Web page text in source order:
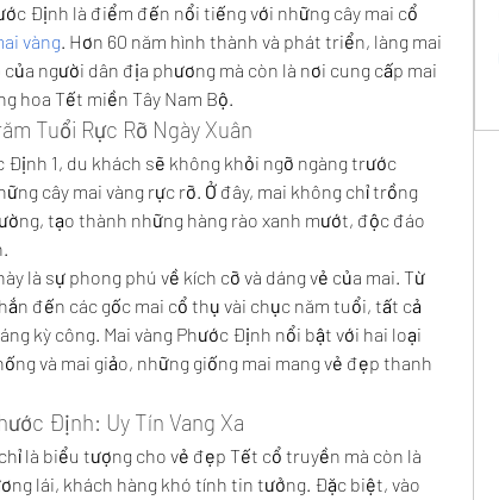
Định là điểm đến nổi tiếng với những cây mai cổ
vàng. Hơn 60 năm hình thành và phát triển, làng mai
người dân địa phương mà còn là nơi cung cấp mai
hoa Tết miền Tây Nam Bộ.
Tuổi Rực Rỡ Ngày Xuân
Định 1, du khách sẽ không khỏi ngỡ ngàng trước
cây mai vàng rực rỡ. Ở đây, mai không chỉ trồng
tạo thành những hàng rào xanh mướt, độc đáo
là sự phong phú về kích cỡ và dáng vẻ của mai. Từ
đến các gốc mai cổ thụ vài chục năm tuổi, tất cả
kỳ công. Mai vàng Phước Định nổi bật với hai loại
và mai giảo, những giống mai mang vẻ đẹp thanh
Định: Uy Tín Vang Xa
là biểu tượng cho vẻ đẹp Tết cổ truyền mà còn là
lái, khách hàng khó tính tin tưởng. Đặc biệt, vào